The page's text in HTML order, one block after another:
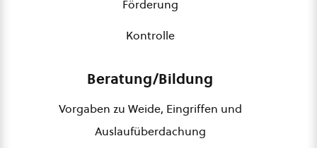
Förderung
Kontrolle
Beratung/Bildung
Vorgaben zu Weide, Eingriffen und
Auslaufüberdachung